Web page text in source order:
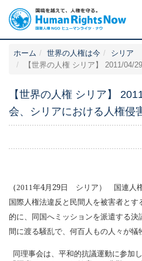
ホーム 世界の人権は今
シリア
【世界の人権 シリア】 2011/
【世界の人権 シリア】
会、シリアにおける人権侵
（2011 年4月 29 日 シリア） 国連人権
国際人権法違反と民間人を被害者とす
的に、同国へミッションを派遣する決
間に渡る騒乱で、何百人もの人々が犠
同理事会は、平和的抗議運動に参加